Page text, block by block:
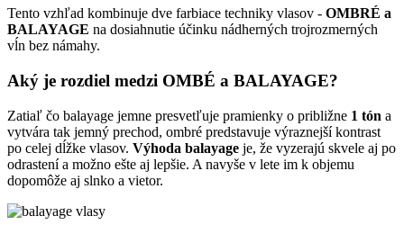
Tento vzhľad kombinuje dve farbiace techniky vlasov - OMBRÉ a
BALAYAGE na dosiahnutie účinku nádherných trojrozmerných
vĺn bez námahy.
Aký je rozdiel medzi OMBÉ a BALAYAGE?
Zatiaľ čo balayage jemne presvetľuje pramienky o približne 1 tón a
vytvára tak jemný prechod, ombré predstavuje výraznejší kontrast
po celej dĺžke vlasov. Výhoda balayage je, že vyzerajú skvele aj po
odrastení a možno ešte aj lepšie. A navyše v lete im k objemu
dopomôže aj slnko a vietor.